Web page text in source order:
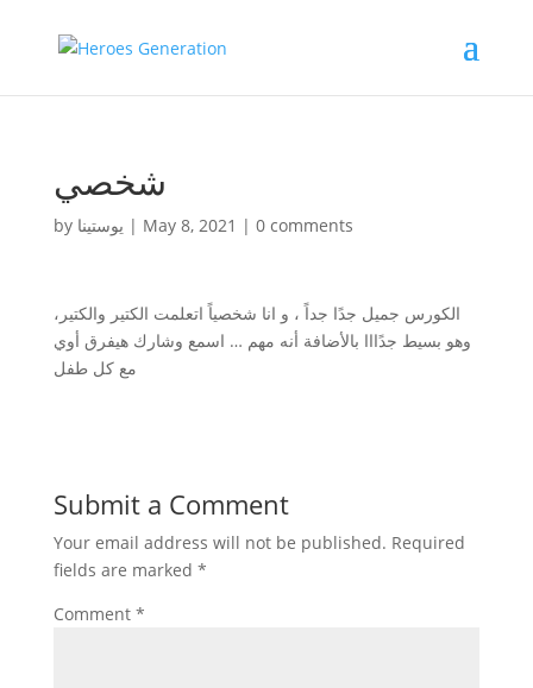
شخصي
by يوستينا | May 8, 2021 | 0 comments
الكورس جميل جدًا جداً ، و انا شخصياً اتعلمت الكتير والكتير،
وهو بسيط جدًااا بالأضافة أنه مهم … اسمع وشارك هيفرق أوي
مع كل طفل
Submit a Comment
Your email address will not be published. Required
fields are marked *
Comment *